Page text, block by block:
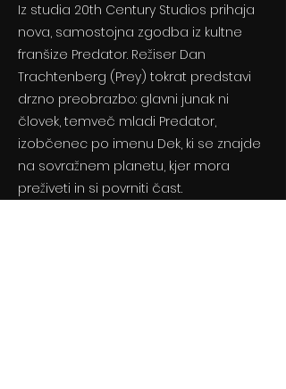
Iz studia 20th Century Studios prihaja
nova, samostojna zgodba iz kultne
franšize Predator. Režiser Dan
Trachtenberg (Prey) tokrat predstavi
drzno preobrazbo: glavni junak ni
človek, temveč mladi Predator,
izobčenec po imenu Dek, ki se znajde
na sovražnem planetu, kjer mora
preživeti in si povrniti čast.